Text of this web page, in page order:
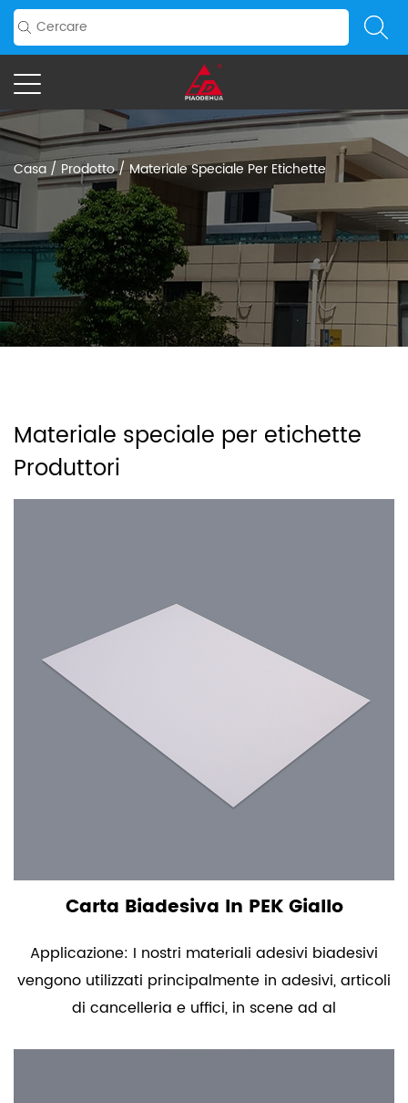
Casa / Prodotto/Materiale Speciale Per Etichette
Materiale speciale per etichette
Produttori
Carta Biadesiva In PEK Giallo
Applicazione: I nostri materiali adesivi biadesivi
vengono utilizzati principalmente in adesivi, articoli
di cancelleria e uffici, in scene ad al